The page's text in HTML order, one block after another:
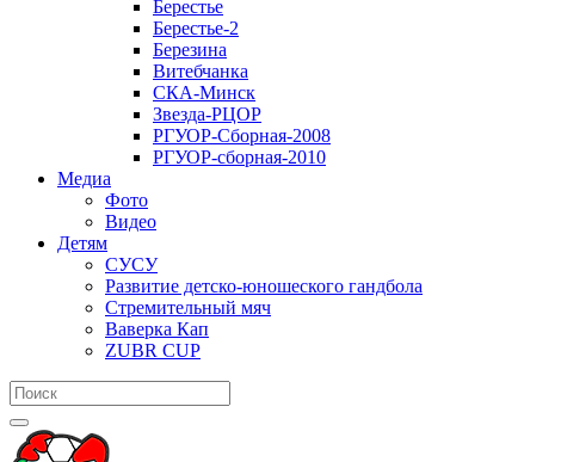
Берестье
Берестье-2
Березина
Витебчанка
СКА-Минск
Звезда-РЦОР
РГУОР-Сборная-2008
РГУОР-сборная-2010
Медиа
Фото
Видео
Детям
СУСУ
Развитие детско-юношеского гандбола
Стремительный мяч
Ваверка Кап
ZUBR CUP